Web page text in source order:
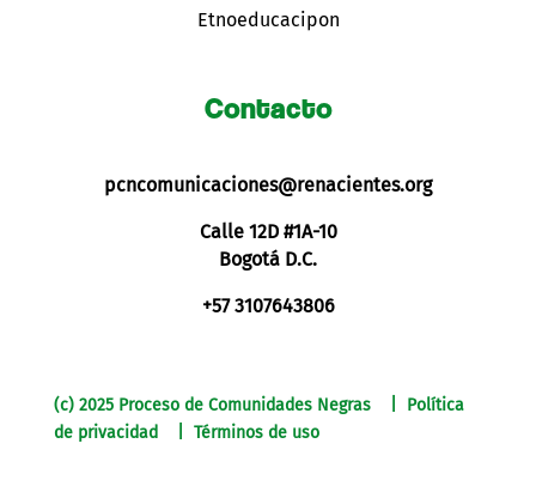
Etnoeducacipon
Contacto
pcncomunicaciones@renacientes.org
Calle 12D #1A-10
Bogotá D.C.
+57 3107643806
(c) 2025 Proceso de Comunidades Negras | Política
de privacidad | Términos de uso